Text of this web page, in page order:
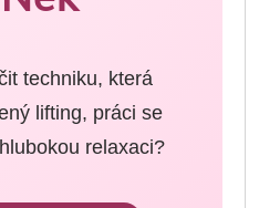
techniku, která
lifting, práci se
relaxaci?